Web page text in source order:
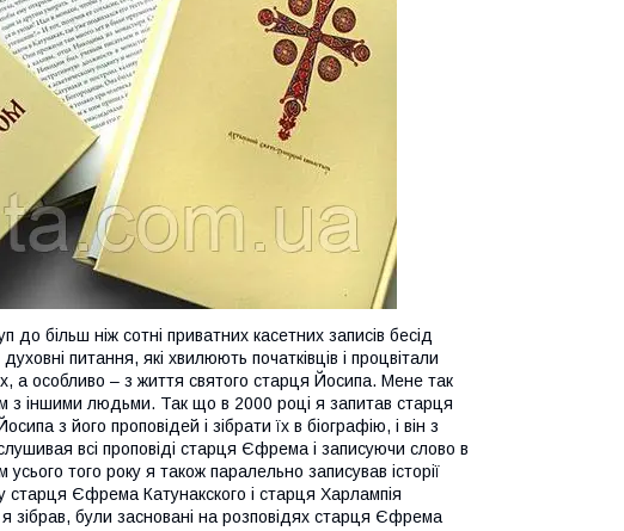
більш ніж сотні приватних касетних записів бесід
питання, які хвилюють початківців і процвітали
а особливо – з життя святого старця Йосипа. Мене так
з іншими людьми. Так що в 2000 році я запитав старця
з його проповідей і зібрати їх в біографію, і він з
всі проповіді старця Єфрема і записуючи слово в
того року я також паралельно записував історії
Єфрема Катунакского і старця Харлампія
я зібрав, були засновані на розповідях старця Єфрема